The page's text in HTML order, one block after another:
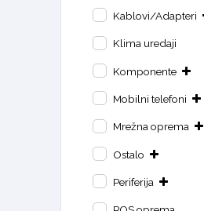
Kablovi/Adapteri
Klima uredaji
Komponente
Mobilni telefoni
Mrežna oprema
Ostalo
Periferija